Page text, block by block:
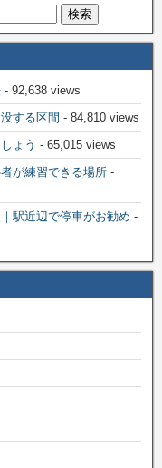
- 92,638 views
する区間 - 84,810 views
ょう - 65,015 views
が練習できる場所 -
駅近辺で停車がお勧め -